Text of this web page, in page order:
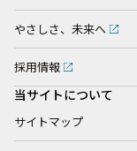
やさしさ、未来へ
採用情報
当サイトについて
サイトマップ